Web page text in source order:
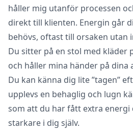
håller mig utanför processen
direkt till klienten. Energin går
behövs, oftast till orsaken utan
Du sitter på en stol med kläder
och håller mina händer på dina
Du kan känna dig lite ”tagen”
upplevs en behaglig och lugn
som att du har fått extra energi
starkare i dig själv.